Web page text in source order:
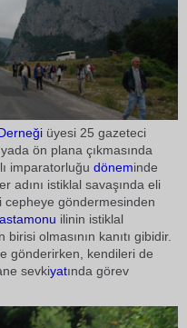
üyesi 25 gazeteci
ön plana çıkmasında
imparatorluğu döneminde
adını istiklal savaşında eli
cepheye göndermesinden
ilinin istiklal
olmasının kanıtı gibidir.
gönderirken, kendileri de
sevkiyatında görev